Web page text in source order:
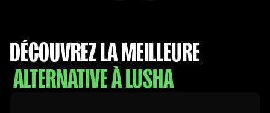
DÉCOUVREZ LA MEILLEURE
ALTERNATIVE À LUSHA